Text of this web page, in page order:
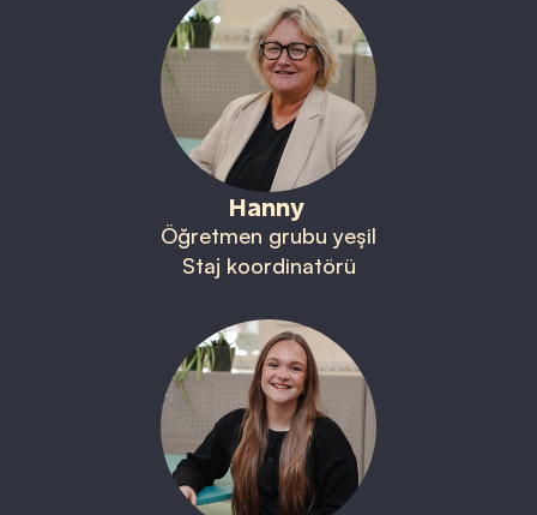
Hanny
Öğretmen grubu yeşil
Staj koordinatörü